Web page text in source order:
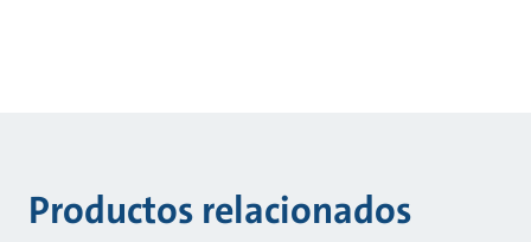
Productos relacionados